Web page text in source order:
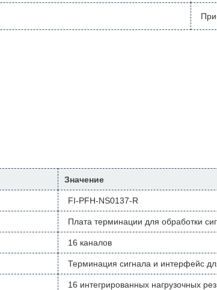
Значение
FI-PFH-NS0137-R
Плата терминации для обработки
16 каналов
Терминация сигнала и интерфейс
16 интегрированных нагрузочных